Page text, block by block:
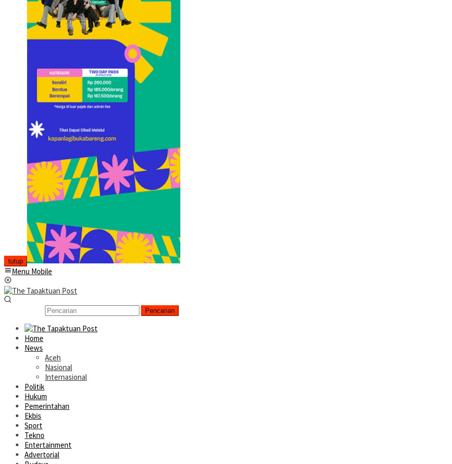
tutup
Menu Mobile
Pencarian
Home
News
Aceh
Nasional
Internasional
Politik
Hukum
Pemerintahan
Ekbis
Sport
Tekno
Entertainment
Advertorial